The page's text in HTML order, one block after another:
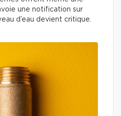
une notification sur
d’eau devient critique.